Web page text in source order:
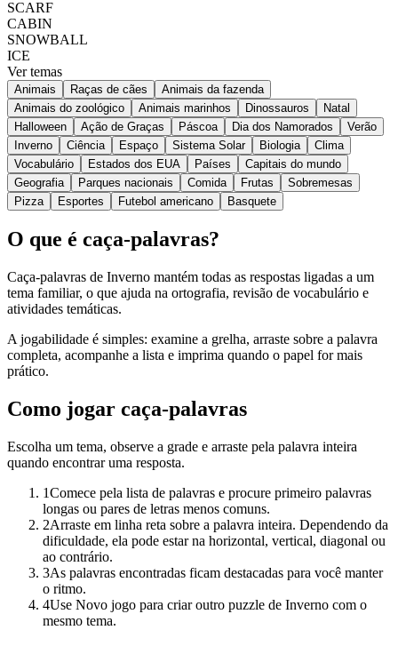
SCARF
CABIN
SNOWBALL
ICE
Ver temas
Animais Raças de cães
Animais da fazenda
Animais do zoológico
Animais marinhos Dinossauros
Natal
Halloween
Ação de Graças Páscoa Dia dos Namorados
Verão
Inverno
Ciência Espaço Sistema Solar Biologia
Clima
Vocabulário
Estados dos EUA Países
Capitais do mundo
Geografia
Parques nacionais Comida Frutas
Sobremesas
Pizza
Esportes Futebol americano Basquete
O que é caça-palavras?
Caça-palavras de Inverno mantém todas as respostas ligadas a um
tema familiar, o que ajuda na ortografia, revisão de vocabulário e
atividades temáticas.
A jogabilidade é simples: examine a grelha, arraste sobre a palavra
completa, acompanhe a lista e imprima quando o papel for mais
prático.
Como jogar caça-palavras
Escolha um tema, observe a grade e arraste pela palavra inteira
quando encontrar uma resposta.
1Comece pela lista de palavras e procure primeiro palavras
longas ou pares de letras menos comuns.
2Arraste em linha reta sobre a palavra inteira. Dependendo da
dificuldade, ela pode estar na horizontal, vertical, diagonal ou
ao contrário.
3As palavras encontradas ficam destacadas para você manter
o ritmo.
4Use Novo jogo para criar outro puzzle de Inverno com o
mesmo tema.